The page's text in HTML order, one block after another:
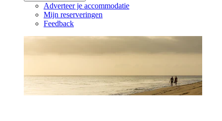
Adverteer je accommodatie
Mijn reserveringen
Feedback